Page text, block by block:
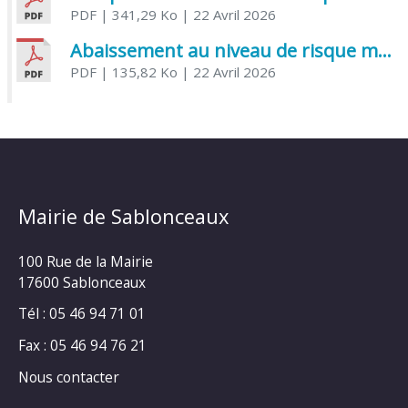
PDF| 341,29 Ko | 22 Avril 2026
Abaissement au niveau de risque modéré de l’Influenza aviaire
PDF| 135,82 Ko | 22 Avril 2026
Mairie de Sablonceaux
100 Rue de la Mairie
17600 Sablonceaux
Tél : 05 46 94 71 01
Fax : 05 46 94 76 21
Nous contacter